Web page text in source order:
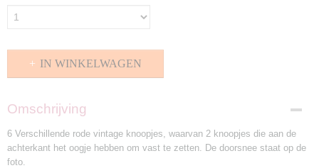
IN WINKELWAGEN
Omschrijving
6 Verschillende rode vintage knoopjes, waarvan 2 knoopjes die aan de
achterkant het oogje hebben om vast te zetten. De doorsnee staat op de
foto.